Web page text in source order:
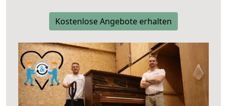
Kostenlose Angebote erhalten